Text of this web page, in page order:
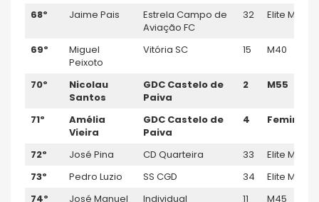
68º Jaime Pais
Estrela Campo de
Aviação FC
32 Elite M
69º
Miguel
Peixoto
Vitória SC 15 M40
70º
Nicolau
Santos
GDC Castelo de
Paiva
2 M55
71º
Amélia
Vieira
GDC Castelo de
Paiva
4 Feminino
72º José Pina CD Quarteira 33
Elite M
73º
Pedro Luzio SS CGD 34
Elite M
74º
José Manuel
Individual 11 M45